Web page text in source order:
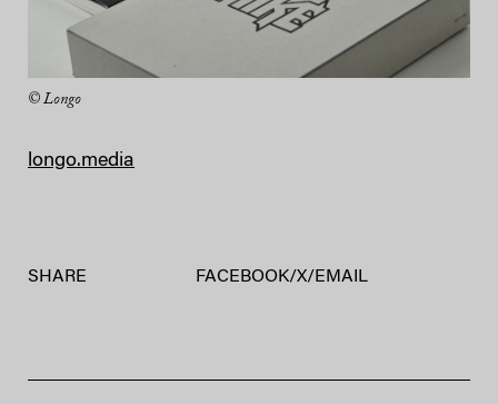
© Longo
longo.media
SHARE FACEBOOK/X/ EMAIL